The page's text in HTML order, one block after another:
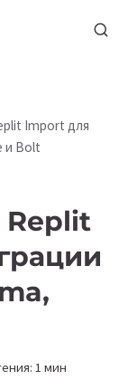
Import для
и Bolt
Replit
1 мин